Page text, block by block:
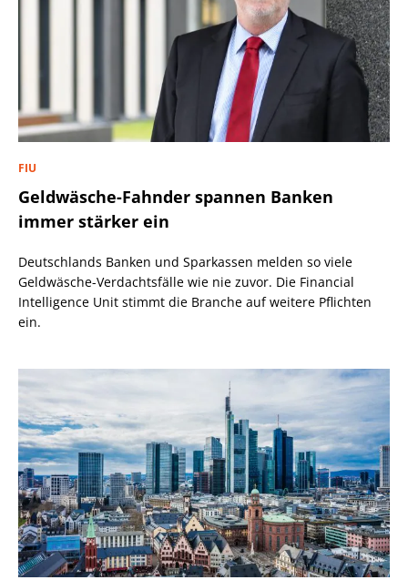
FIU
Geldwäsche-Fahnder spannen Banken
immer stärker ein
Deutschlands Banken und Sparkassen melden so viele
Geldwäsche-Verdachtsfälle wie nie zuvor. Die Financial
Intelligence Unit stimmt die Branche auf weitere Pflichten
ein.